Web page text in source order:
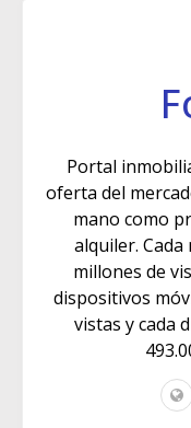
Portal
oferta del
mano como
alquiler.
millones de
dispositivos
vistas y cada